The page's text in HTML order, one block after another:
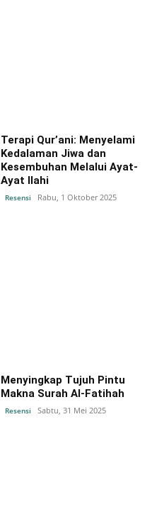
Terapi Qur’ani: Menyelami
Kedalaman Jiwa dan
Kesembuhan Melalui Ayat-
Ayat Ilahi
Resensi Rabu, 1 Oktober 2025
Menyingkap Tujuh Pintu
Makna Surah Al-Fatihah
Resensi Sabtu, 31 Mei 2025